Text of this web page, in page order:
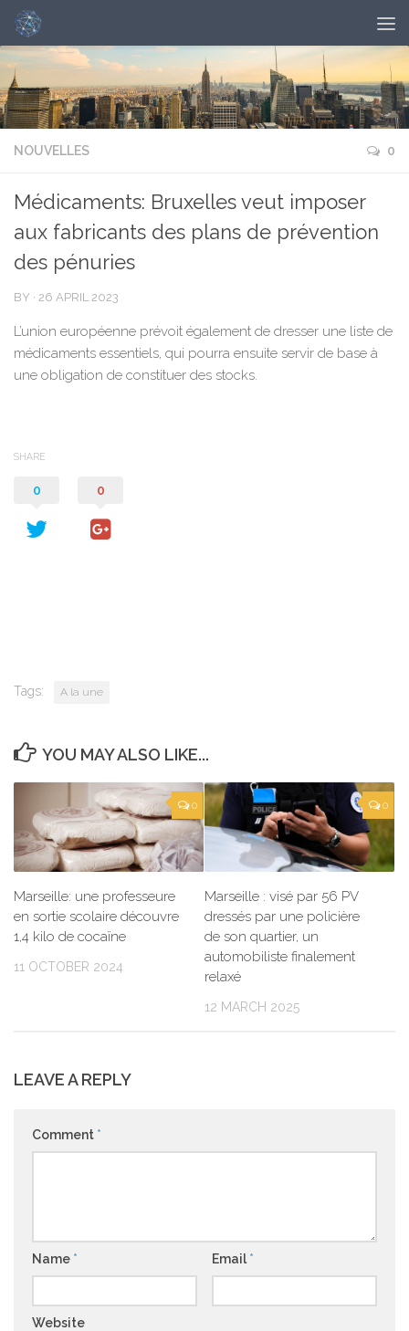
NOUVELLES 0
Médicaments: Bruxelles veut imposer
aux fabricants des plans de prévention
des pénuries
BY · 26 APRIL 2023
L’union européenne prévoit également de dresser une liste de
médicaments essentiels, qui pourra ensuite servir de base à
une obligation de constituer des stocks.
SHARE
0 0
Tags: A la une
YOU MAY ALSO LIKE...
0
Marseille: une professeure
en sortie scolaire découvre
1,4 kilo de cocaïne
11 OCTOBER 2024
0
Marseille : visé par 56 PV
dressés par une policière
de son quartier, un
automobiliste finalement
relaxé
12 MARCH 2025
LEAVE A REPLY
Comment *
Name * Email *
Website